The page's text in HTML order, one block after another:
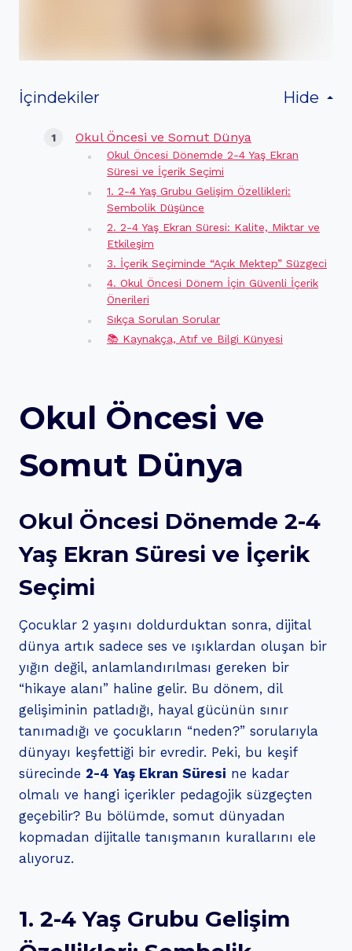
İçindekiler Hide
Okul Öncesi ve Somut Dünya
Okul Öncesi Dönemde 2-4 Yaş Ekran
Süresi ve İçerik Seçimi
1. 2-4 Yaş Grubu Gelişim Özellikleri:
Sembolik Düşünce
2. 2-4 Yaş Ekran Süresi: Kalite, Miktar ve
Etkileşim
3. İçerik Seçiminde “Açık Mektep” Süzgeci
4. Okul Öncesi Dönem İçin Güvenli İçerik
Önerileri
Sıkça Sorulan Sorular
📚 Kaynakça, Atıf ve Bilgi Künyesi
Okul Öncesi ve
Somut Dünya
Okul Öncesi Dönemde 2-4
Yaş Ekran Süresi ve İçerik
Seçimi
Çocuklar 2 yaşını doldurduktan sonra, dijital
dünya artık sadece ses ve ışıklardan oluşan bir
yığın değil, anlamlandırılması gereken bir
“hikaye alanı” haline gelir. Bu dönem, dil
gelişiminin patladığı, hayal gücünün sınır
tanımadığı ve çocukların “neden?” sorularıyla
dünyayı keşfettiği bir evredir. Peki, bu keşif
sürecinde 2-4 Yaş Ekran Süresi ne kadar
olmalı ve hangi içerikler pedagojik süzgeçten
geçebilir? Bu bölümde, somut dünyadan
kopmadan dijitalle tanışmanın kurallarını ele
alıyoruz.
1. 2-4 Yaş Grubu Gelişim